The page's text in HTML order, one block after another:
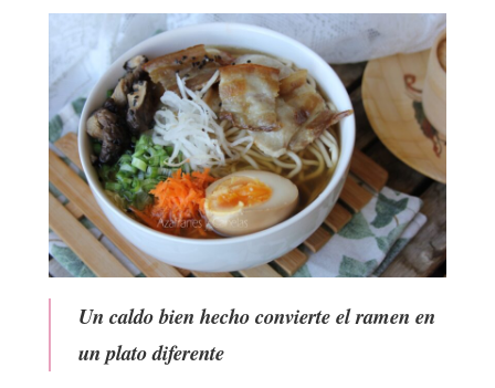
Un caldo bien hecho convierte el ramen en
un plato diferente